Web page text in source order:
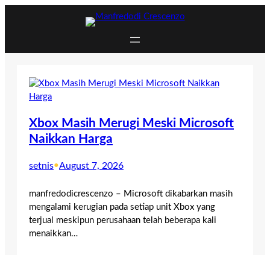
Xbox Masih Merugi Meski Microsoft
Naikkan Harga
setnis•August 7, 2026
manfredodicrescenzo – Microsoft dikabarkan masih
mengalami kerugian pada setiap unit Xbox yang
terjual meskipun perusahaan telah beberapa kali
menaikkan…